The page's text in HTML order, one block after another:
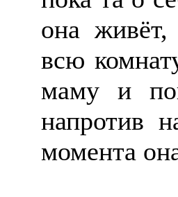
она живёт,
всю
маму и
напротив
момента